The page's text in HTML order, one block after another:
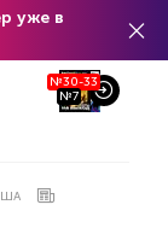
уже в
№30-33
№7